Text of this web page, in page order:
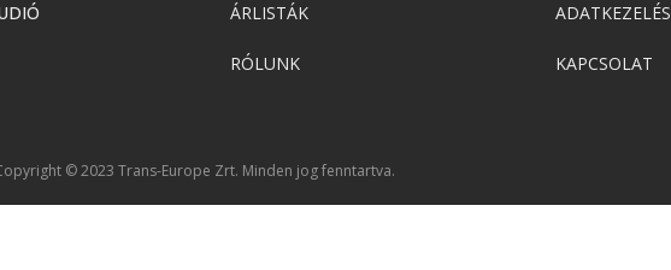
ÁRLISTÁK
RÓLUNK
ADATKEZELÉS
KAPCSOLAT
© 2023 Trans-Europe Zrt. Minden jog fenntartva.